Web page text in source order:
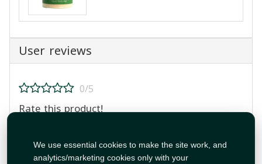
We use essential cookies to make the site work, and
analytics/marketing cookies only with your
User reviews
0/5
Rate this product!